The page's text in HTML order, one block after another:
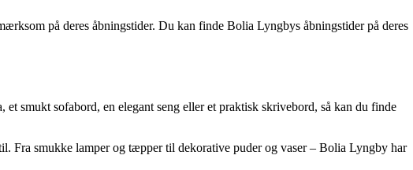
på deres åbningstider. Du kan finde Bolia Lyngbys åbningstider på deres
smukt sofabord, en elegant seng eller et praktisk skrivebord, så kan du finde
Fra smukke lamper og tæpper til dekorative puder og vaser – Bolia Lyngby har